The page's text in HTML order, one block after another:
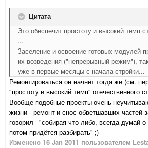
Цитата
Это обеспечит простоту и высокий темп
...
Заселение и освоение готовых модулей
их возведения ("непрерывный режим"),
уже в первые месяцы с начала стройки...
Ремонтироваться он начнёт тогда же (см.
"простоту и высокий темп" отечественного
Вообще подобные проекты очень
жизни - ремонт и снос обветшавших частей
говорил - "собирая что-либо, всегда думай
потом придётся разбирать" ;)
Изменено 16 Jan 2011 пользователем